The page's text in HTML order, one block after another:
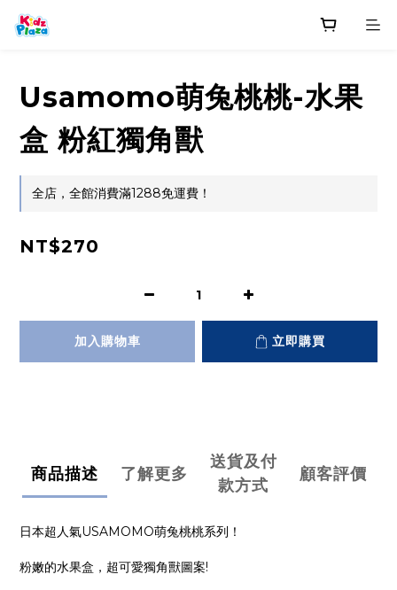
Usamomo萌兔桃桃-水果
盒 粉紅獨角獸
全店，全館消費滿1288免運費！
NT$270
加入購物車 立即購買
商品描述 了解更多
送貨及付
款方式
顧客評價
日本超人氣USAMOMO萌兔桃桃系列！
粉嫩的水果盒，超可愛獨角獸圖案!